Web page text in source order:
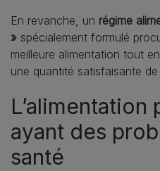
En revanche, un régime
» spécialement formulé
meilleure alimentation tout
une quantité satisfaisante
ayant des
santé